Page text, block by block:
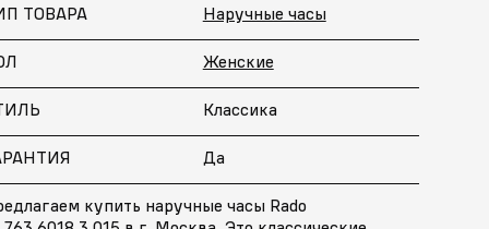
ТОВАРА Наручные часы
Женские
Классика
Да
купить наручные часы Rado